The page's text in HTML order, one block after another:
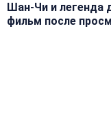
Шан-Чи и легенда
фильм после